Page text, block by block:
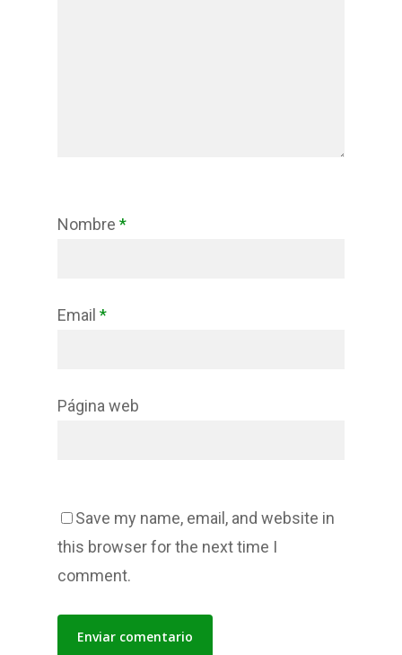
Nombre *
Email *
Página web
Save my name, email, and website in
this browser for the next time I
comment.